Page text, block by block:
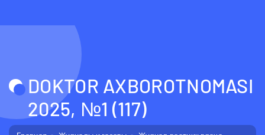
DOKTOR AXBOROTNOMASI
2025, №1 (117)